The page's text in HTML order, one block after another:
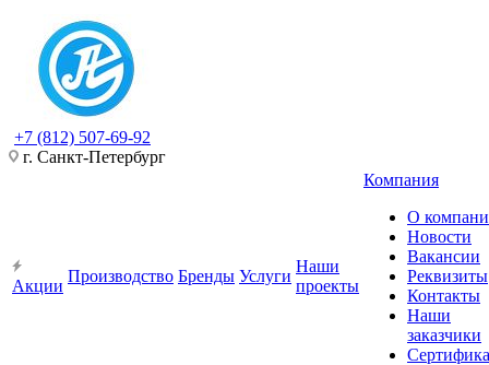
+7 (812) 507-69-92
г. Санкт-Петербург
Акции
Производство Бренды Услуги
Наши
проекты
Компания
О
Новости
Вакансии
Реквизиты
Контакты
Наши
заказчики